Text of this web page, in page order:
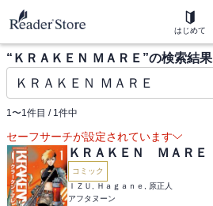
はじめて
“ ＫＲＡＫＥＮ ＭＡＲＥ ”の検索結果
1〜1件目 / 1件中
セーフサーチが設定されています
ＫＲＡＫＥＮ ＭＡＲＥ
コミック
ＩＺＵ, Ｈａｇａｎｅ, 原正人
アフタヌーン